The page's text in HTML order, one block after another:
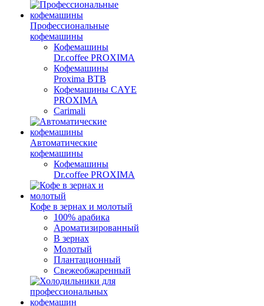
Профессиональные
кофемашины
Кофемашины
Dr.coffee PROXIMA
Кофемашины
Proxima BTB
Кофемашины CAYE
PROXIMA
Carimali
Автоматические
кофемашины
Кофемашины
Dr.coffee PROXIMA
Кофе в зернах и молотый
100% арабика
Ароматизированный
В зернах
Молотый
Плантационный
Свежеобжаренный